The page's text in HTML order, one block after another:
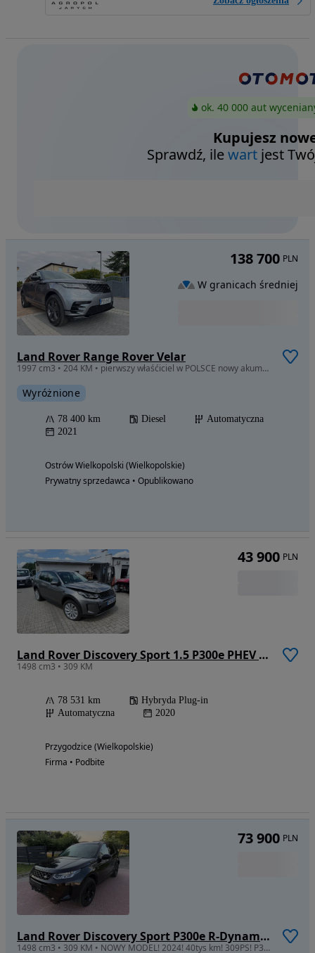
ok. 40 000 aut
Kupujesz
Sprawdź, ilewart jest
Land Rover Range Rover Velar
1997 cm3 • 204 KM • pierwszy właśćiciel w POLSCE nowy akumulator
Wyróżnione
78 400 km Diesel
Automatyczna
2021
Ostrów Wielkopolski (Wielkopolskie)
Prywatny sprzedawca • Opublikowano
138 700 PLN
W granicach średniej
Land Rover Discovery Sport 1.5 P300e PHEV HSE
1498 cm3 • 309 KM
78 531 km
Hybryda Plug-in
Automatyczna
2020
Przygodzice (Wielkopolskie)
Firma • Podbite
43 900 PLN
Land Rover Discovery Sport P300e R-Dynamic S
1498 cm3 • 309 KM • NOWY MODEL! 2024! 40tys km! 309PS! P300e! OKAZJA!
73 900 PLN